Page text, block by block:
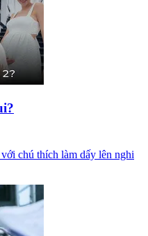
chú thích làm dấy lên nghi